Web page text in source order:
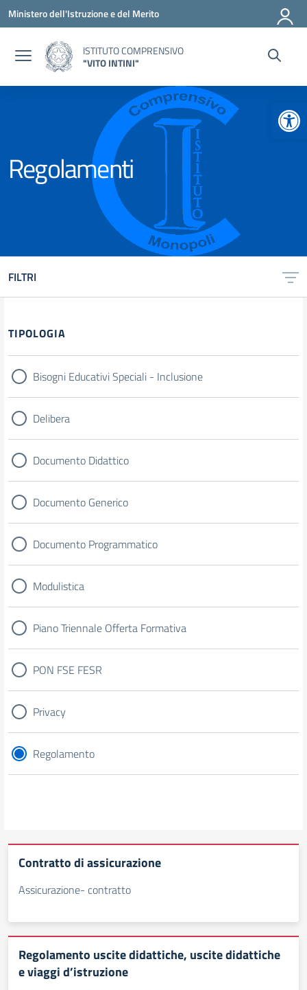
Vai ai contenuti
Vai al menu di navigazione
Vai al footer
Ministero dell'Istruzione e del Merito
ISTITUTO COMPRENSIVO
"VITO INTINI"
Regolamenti
FILTRI
Filtri
TIPOLOGIA
Bisogni Educativi Speciali - Inclusione
Delibera
Documento Didattico
Documento Generico
Documento Programmatico
Modulistica
Piano Triennale Offerta Formativa
PON FSE FESR
Privacy
Regolamento
Contratto di assicurazione
Assicurazione- contratto
Regolamento uscite didattiche, uscite didattiche
e viaggi d’istruzione